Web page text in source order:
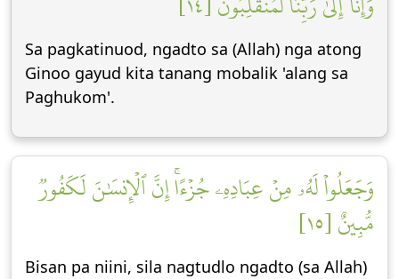
Sa pagkatinuod, ngadto sa (Allah) nga atong
Ginoo gayud kita tanang mobalik 'alang sa
Paghukom'.
وَجَعَلُواْ لَهُۥ مِنۡ عِبَادِهِۦ جُزۡءًاۚ إِنَّ ٱلۡإِنسَٰنَ لَكَفُورٞ
مُّبِينٌ [١٥]
Bisan pa niini, sila nagtudlo ngadto (sa Allah)